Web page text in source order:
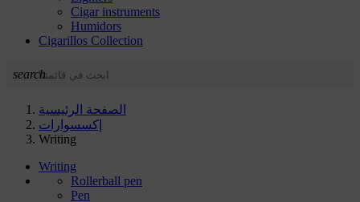
Cigar instruments
Humidors
Cigarillos Collection
search
الصفحة الرئيسية
إكسسوارات
Writing
Writing
Rollerball pen
Pen